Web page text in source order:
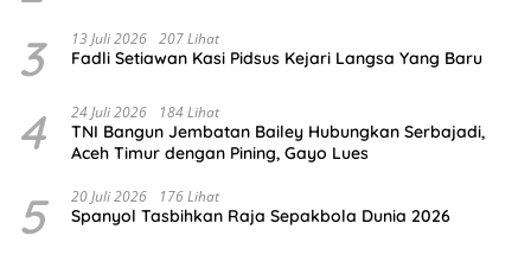
3 13 Juli 2026 207 Lihat
Fadli Setiawan Kasi Pidsus Kejari Langsa Yang Baru
4 24 Juli 2026 184 Lihat
TNI Bangun Jembatan Bailey Hubungkan Serbajadi,
Aceh Timur dengan Pining, Gayo Lues
5 20 Juli 2026 176 Lihat
Spanyol Tasbihkan Raja Sepakbola Dunia 2026